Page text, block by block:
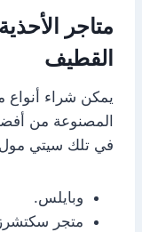
متاجر
القطيف
يمكن شراء أنواع
المصنوعة من
في تلك سيتي
وبايلس.
متجر